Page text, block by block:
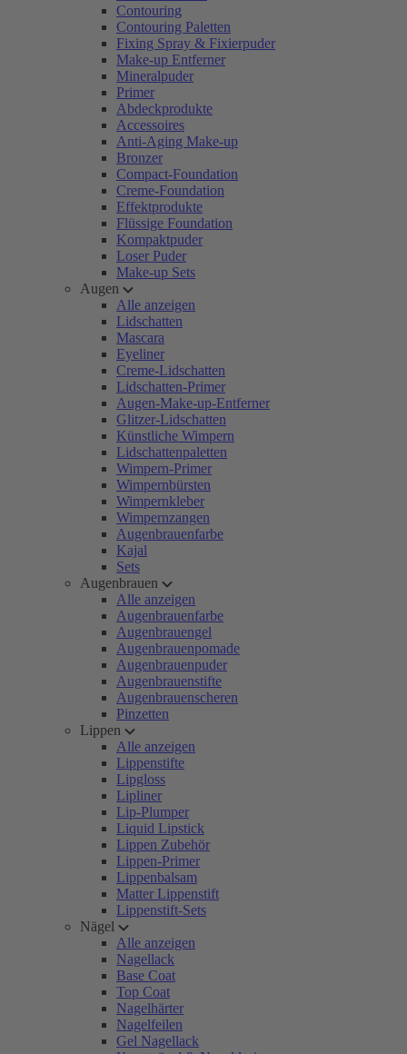
Contouring
Contouring Paletten
Fixing Spray & Fixierpuder
Make-up Entferner
Mineralpuder
Primer
Abdeckprodukte
Accessoires
Anti-Aging Make-up
Bronzer
Compact-Foundation
Creme-Foundation
Effektprodukte
Flüssige Foundation
Kompaktpuder
Loser Puder
Make-up Sets
Augen
Alle anzeigen
Lidschatten
Mascara
Eyeliner
Creme-Lidschatten
Lidschatten-Primer
Augen-Make-up-Entferner
Glitzer-Lidschatten
Künstliche Wimpern
Lidschattenpaletten
Wimpern-Primer
Wimpernbürsten
Wimpernkleber
Wimpernzangen
Augenbrauenfarbe
Kajal
Sets
Augenbrauen
Alle anzeigen
Augenbrauenfarbe
Augenbrauengel
Augenbrauenpomade
Augenbrauenpuder
Augenbrauenstifte
Augenbrauenscheren
Pinzetten
Lippen
Alle anzeigen
Lippenstifte
Lipgloss
Lipliner
Lip-Plumper
Liquid Lipstick
Lippen Zubehör
Lippen-Primer
Lippenbalsam
Matter Lippenstift
Lippenstift-Sets
Nägel
Alle anzeigen
Nagellack
Base Coat
Top Coat
Nagelhärter
Nagelfeilen
Gel Nagellack